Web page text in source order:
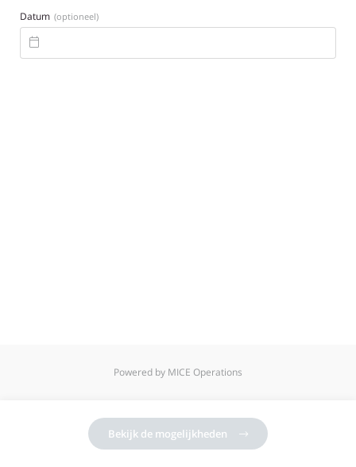
Datum (optioneel)

Powered by MICE Operations
Bekijk de mogelijkheden